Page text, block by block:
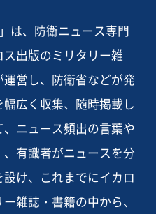
は、防衛ニュース専門
出版のミリタリー雑
営し、防衛省などが発
広く収集、随時掲載し
ニュース頻出の言葉や
有識者がニュースを分
け、これまでにイカロ
雑誌・書籍の中から、